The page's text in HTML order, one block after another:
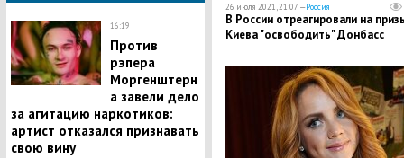
16:19
Против
рэпера
Моргенштерн
а завели дело
за агитацию наркотиков:
артист отказался признавать
свою вину
26 июля 2021, 21:07 —Россия
В России отреагировали на
Киева "освободить" Донбасс